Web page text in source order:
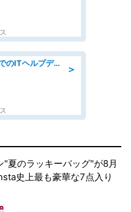
＞
8月開始/外資系保険業界でのITヘルプデスク業務/駅近/即日勤務可/ヘルプデスク
"夏のラッキーバッグ"が8月
史上最も豪華な7点入り